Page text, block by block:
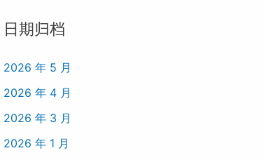
日期归档
2026 年 5 月
2026 年 4 月
2026 年 3 月
2026 年 1 月